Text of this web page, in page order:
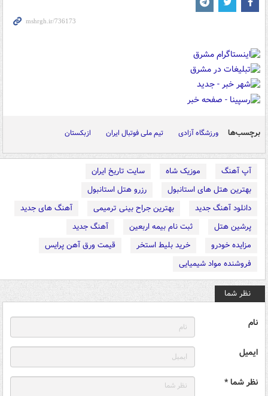
برچسب‌ها ورزشگاه آزادی تیم ملی فوتبال ایران ازبکستان
آپ آهنگ موزیک شاه
سایت تاریخ ایران
بهترین هتل های استانبول
رزرو هتل استانبول
دانلود آهنگ جدید
بهترین جراح بینی ترمیمی
آهنگ های جدید
پرشین هتل
ثبت نام بیمه اربعین
آهنگ جدید
مزایده خودرو
خرید بلیط استخر
قیمت ورق آهن پرایس
فروشنده مواد شیمیایی
نظر شما
نام
ایمیل
نظر شما *